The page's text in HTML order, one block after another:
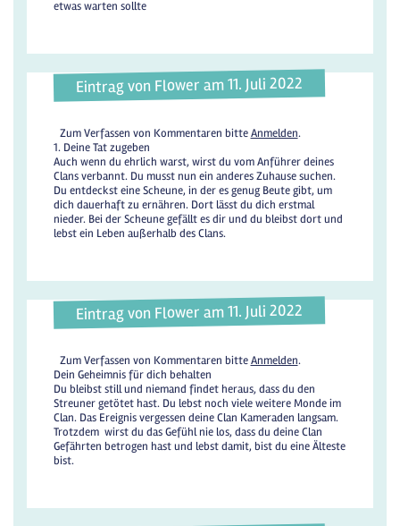
etwas warten sollte
Eintrag von Flower am 11. Juli 2022
Zum Verfassen von Kommentaren bitteAnmelden.
1. Deine Tat zugeben
Auch wenn du ehrlich warst, wirst du vom Anführer deines
Clans verbannt. Du musst nun ein anderes Zuhause suchen.
Du entdeckst eine Scheune, in der es genug Beute gibt, um
dich dauerhaft zu ernähren. Dort lässt du dich erstmal
nieder. Bei der Scheune gefällt es dir und du bleibst dort und
lebst ein Leben außerhalb des Clans.
Eintrag von Flower am 11. Juli 2022
Zum Verfassen von Kommentaren bitteAnmelden.
Dein Geheimnis für dich behalten
Du bleibst still und niemand findet heraus, dass du den
Streuner getötet hast. Du lebst noch viele weitere Monde im
Clan. Das Ereignis vergessen deine Clan Kameraden langsam.
Trotzdem wirst du das Gefühl nie los, dass du deine Clan
Gefährten betrogen hast und lebst damit, bist du eine Älteste
bist.